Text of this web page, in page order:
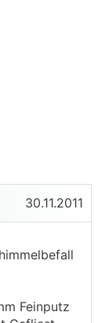
30.11.2011
Feinputz